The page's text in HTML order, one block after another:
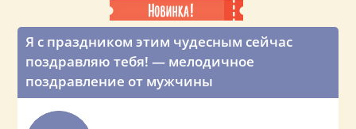
Я с праздником этим чудесным сейчас
поздравляю тебя! — мелодичное
поздравление от мужчины